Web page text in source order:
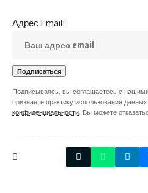
Адрес Email:
Подписываясь, вы соглашаетесь с
признаете практику использования
конфиденциальности . Вы можете